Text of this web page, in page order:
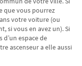
que vous pourrez
votre voiture (ou
si vous en avez un). Si
espace de
ascenseur a elle aussi